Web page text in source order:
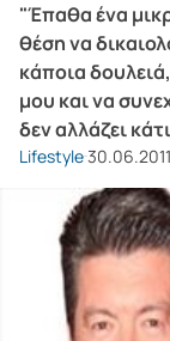
"Έπαθα ένα
θέση να
κάποια
μου και να
δεν αλλάζει
Lifestyle30.06.2011